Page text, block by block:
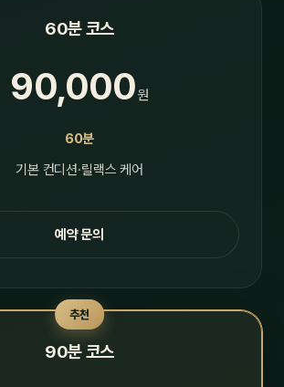
60분 코스
90,000원
60분
기본 컨디션·릴랙스 케어
예약 문의
추천
90분 코스